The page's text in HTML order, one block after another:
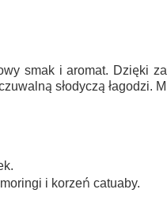
smak i aromat.
słodyczą
i korzeń catuaby.